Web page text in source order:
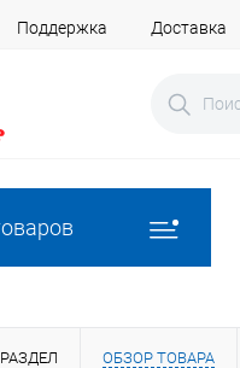
Поддержка Доставка
ОБЗОР ТОВАРА